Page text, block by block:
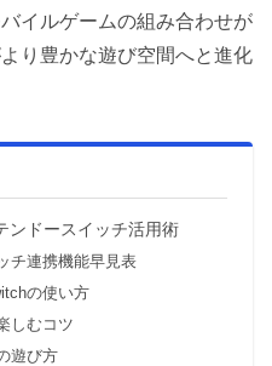
イルゲームの組み合わせが
り豊かな遊び空間へと進化
ンドースイッチ活用術
チ連携機能早見表
の使い方
しむコツ
遊び方